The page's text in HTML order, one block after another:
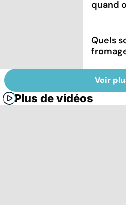
quand
Quels
Voir
Plus de vidéos